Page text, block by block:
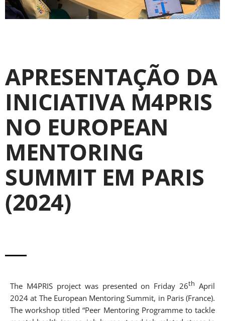
APRESENTAÇÃO DA
INICIATIVA M4PRIS
NO EUROPEAN
MENTORING
SUMMIT EM PARIS
(2024)
The M4PRIS project was presented on Friday 26th April
2024 at The European Mentoring Summit, in Paris (France).
The workshop titled “Peer Mentoring Programme to tackle